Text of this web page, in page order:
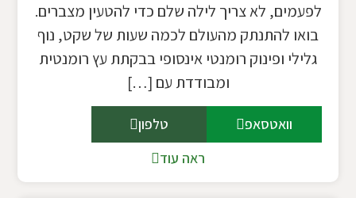
לפעמים, לא צריך לילה שלם כדי להטעין מצברים.
בואו להתנתק מהעולם לכמה שעות של שקט, נוף
גלילי ופינוק רומנטי אינסופי בבקתת עץ רומנטית
ומבודדת עם […]
וואטסאפ
טלפון
ראה עוד